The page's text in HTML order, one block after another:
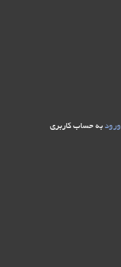
ورود به حساب کاربری